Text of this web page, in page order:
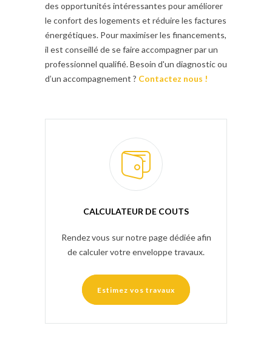
des opportunités intéressantes pour améliorer
le confort des logements et réduire les factures
énergétiques. Pour maximiser les financements,
il est conseillé de se faire accompagner par un
professionnel qualifié. Besoin d'un diagnostic ou
d’un accompagnement ? Contactez nous !
CALCULATEUR DE COUTS
Rendez vous sur notre page dédiée afin
de calculer votre enveloppe travaux.
Estimez vos travaux